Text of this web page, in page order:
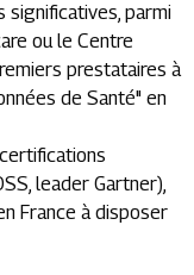
parmi
ou le Centre
prestataires à
de Santé" en
leader Gartner),
France à disposer